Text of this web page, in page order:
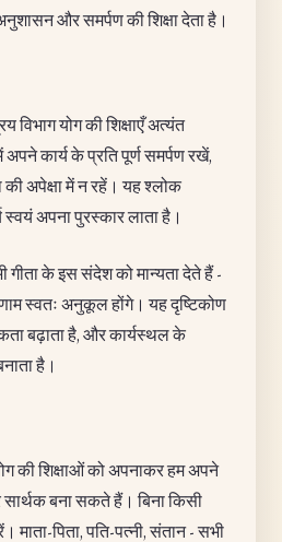
अनुशासन और समर्पण की शिक्षा देता है।
विभाग योग की शिक्षाएँ अत्यंत
अपने कार्य के प्रति पूर्ण समर्पण रखें,
की अपेक्षा में न रहें। यह श्लोक
स्वयं अपना पुरस्कार लाता है।
गीता के इस संदेश को मान्यता देते हैं -
स्वतः अनुकूल होंगे। यह दृष्टिकोण
बढ़ाता है, और कार्यस्थल के
है।
की शिक्षाओं को अपनाकर हम अपने
बना सकते हैं। बिना किसी
माता-पिता, पति-पत्नी, संतान - सभी